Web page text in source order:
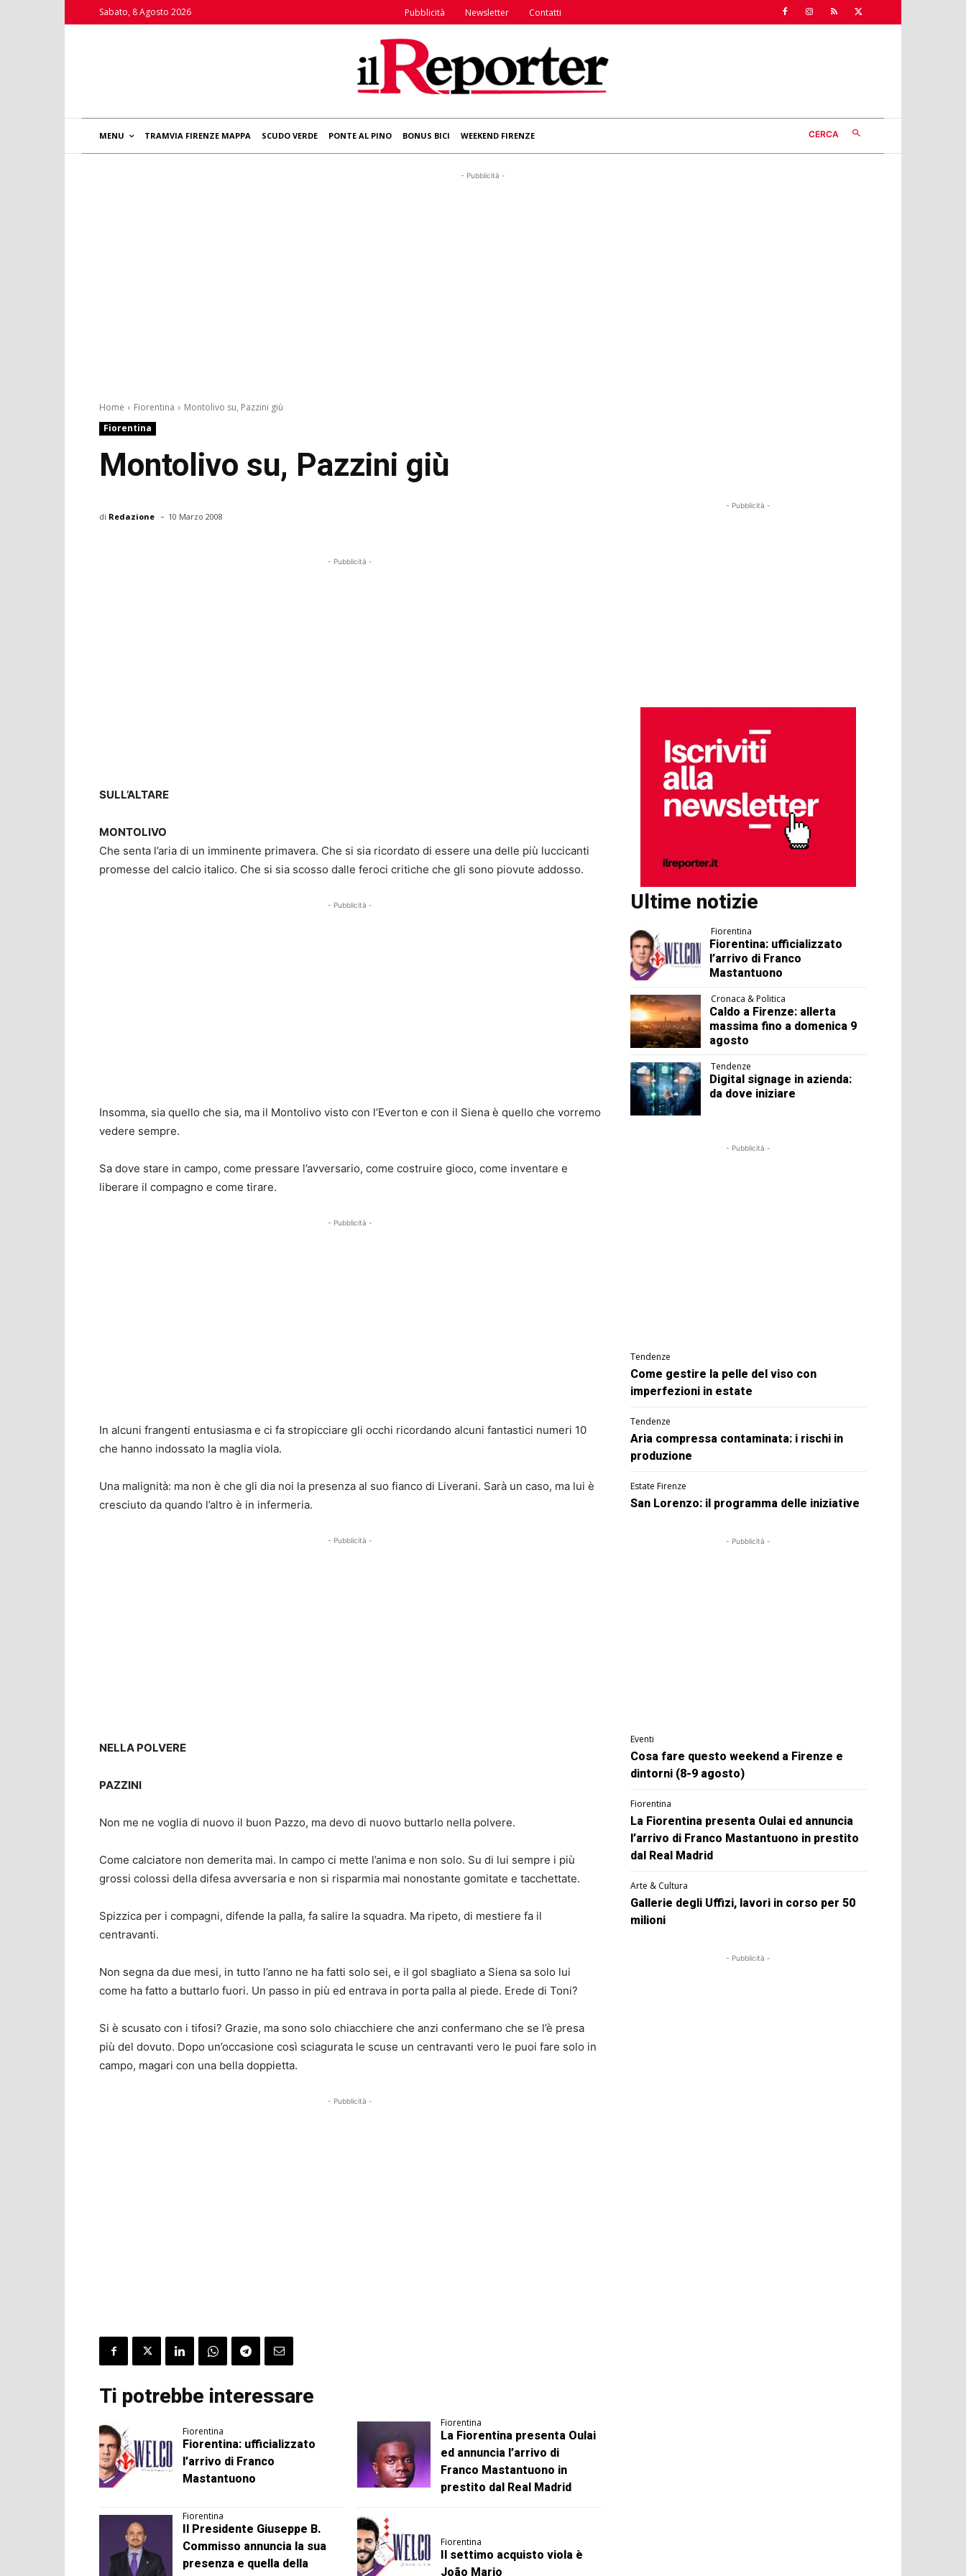
Sabato, 8 Agosto 2026 Pubblicità Newsletter Contatti
MENU TRAMVIA FIRENZE MAPPA SCUDO VERDE PONTE AL PINO BONUS BICI WEEKEND FIRENZE CERCA
- Pubblicità -
Home Fiorentina
Montolivo su, Pazzini giù
Fiorentina
Montolivo su, Pazzini giù
di Redazione - 10 Marzo 2008
- Pubblicità -
SULL’ALTARE
MONTOLIVO
Che senta l’aria di un imminente primavera. Che si sia ricordato di essere una delle più luccicanti
promesse del calcio italico. Che si sia scosso dalle feroci critiche che gli sono piovute addosso.
- Pubblicità -
Insomma, sia quello che sia, ma il Montolivo visto con l’Everton e con il Siena è quello che vorremo
vedere sempre.
Sa dove stare in campo, come pressare l’avversario, come costruire gioco, come inventare e
liberare il compagno e come tirare.
- Pubblicità -
In alcuni frangenti entusiasma e ci fa stropicciare gli occhi ricordando alcuni fantastici numeri 10
che hanno indossato la maglia viola.
Una malignità: ma non è che gli dia noi la presenza al suo fianco di Liverani. Sarà un caso, ma lui è
cresciuto da quando l’altro è in infermeria.
- Pubblicità -
NELLA POLVERE
PAZZINI
Non me ne voglia di nuovo il buon Pazzo, ma devo di nuovo buttarlo nella polvere.
Come calciatore non demerita mai. In campo ci mette l’anima e non solo. Su di lui sempre i più
grossi colossi della difesa avversaria e non si risparmia mai nonostante gomitate e tacchettate.
Spizzica per i compagni, difende la palla, fa salire la squadra. Ma ripeto, di mestiere fa il
centravanti.
Non segna da due mesi, in tutto l’anno ne ha fatti solo sei, e il gol sbagliato a Siena sa solo lui
come ha fatto a buttarlo fuori. Un passo in più ed entrava in porta palla al piede. Erede di Toni?
Si è scusato con i tifosi? Grazie, ma sono solo chiacchiere che anzi confermano che se l’è presa
più del dovuto. Dopo un’occasione così sciagurata le scuse un centravanti vero le puoi fare solo in
campo, magari con una bella doppietta.
- Pubblicità -
Ti potrebbe interessare
Fiorentina
Fiorentina: ufficializzato
l’arrivo di Franco
Mastantuono
Fiorentina
La Fiorentina presenta Oulai
ed annuncia l’arrivo di
Franco Mastantuono in
prestito dal Real Madrid
Fiorentina
Il Presidente Giuseppe B.
Commisso annuncia la sua
presenza e quella della
Fiorentina
Il settimo acquisto viola è
João Mario
- Pubblicità -
Ultime notizie
Fiorentina
Fiorentina: ufficializzato
l’arrivo di Franco
Mastantuono
Cronaca & Politica
Caldo a Firenze: allerta
massima fino a domenica 9
agosto
Tendenze
Digital signage in azienda:
da dove iniziare
- Pubblicità -
Tendenze
Come gestire la pelle del viso con
imperfezioni in estate
Tendenze
Aria compressa contaminata: i rischi in
produzione
Estate Firenze
San Lorenzo: il programma delle iniziative
- Pubblicità -
Eventi
Cosa fare questo weekend a Firenze e
dintorni (8-9 agosto)
Fiorentina
La Fiorentina presenta Oulai ed annuncia
l’arrivo di Franco Mastantuono in prestito
dal Real Madrid
Arte & Cultura
Gallerie degli Uffizi, lavori in corso per 50
milioni
- Pubblicità -